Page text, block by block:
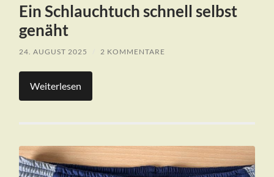
Ein Schlauchtuch schnell selbst
genäht
24. AUGUST 2025 2 KOMMENTARE
Weiterlesen